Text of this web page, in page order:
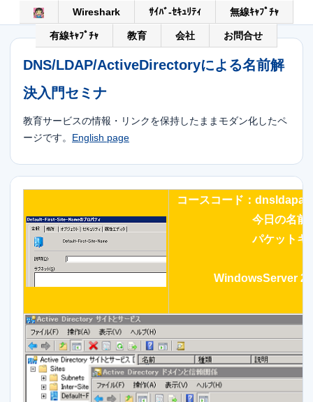
Wireshark ｻｲﾊﾞ-ｾｷｭﾘﾃｨ 無線ｷｬﾌﾟﾁｬ
有線ｷｬﾌﾟﾁｬ 教育 会社 お問合せ
DNS/LDAP/ActiveDirectoryによる名前解
決入門セミナ
教育サービスの情報・リンクを保持したままモダン化したペ
ージです。 English page
コースコード：
今日の名前
パケットキ
WindowsServer